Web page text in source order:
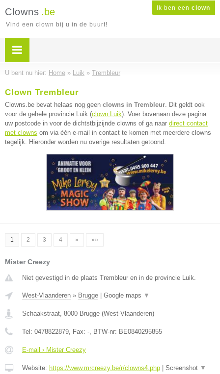
Ik ben een clown
Clowns .be
Vind een clown bij u in de buurt!
U bent nu hier: Home » Luik » Trembleur
Clown Trembleur
Clowns.be bevat helaas nog geen clowns in Trembleur. Dit geldt ook
voor de gehele provincie Luik (clown Luik). Voer bovenaan deze pagina
uw postcode in voor de dichtstbijzijnde clowns of ga naar direct contact
met clowns om via één e-mail in contact te komen met meerdere clowns
tegelijk. Hieronder worden nu overige resultaten getoond.
1 2 3 4 » »»
Mister Creezy
Niet gevestigd in de plaats Trembleur en in de provincie Luik.
West-Vlaanderen » Brugge Google maps ▼
Schaakstraat, 8000 Brugge (West-Vlaanderen)
Tel: 0478822879, Fax: -, BTW-nr: BE0840295855
E-mail › Mister Creezy
Website: https://www.mrcreezy.be/r/clowns4.php Screenshot ▼